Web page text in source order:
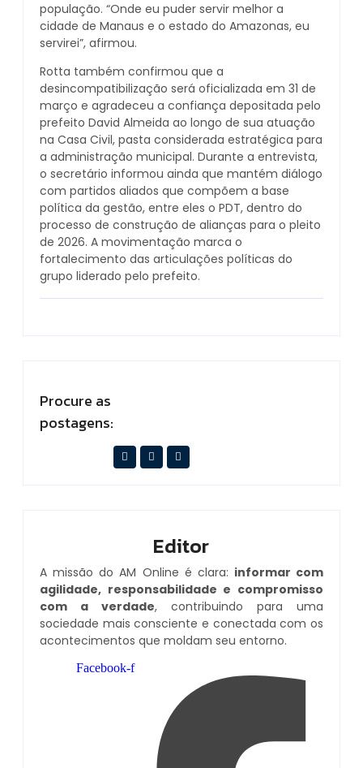
população. “Onde eu puder servir melhor a
cidade de Manaus e o estado do Amazonas, eu
servirei”, afirmou.
Rotta também confirmou que a
desincompatibilização será oficializada em 31 de
março e agradeceu a confiança depositada pelo
prefeito David Almeida ao longo de sua atuação
na Casa Civil, pasta considerada estratégica para
a administração municipal. Durante a entrevista,
o secretário informou ainda que mantém diálogo
com partidos aliados que compõem a base
política da gestão, entre eles o PDT, dentro do
processo de construção de alianças para o pleito
de 2026. A movimentação marca o
fortalecimento das articulações políticas do
grupo liderado pelo prefeito.
Procure as
postagens:
Editor
A missão do AM Online é clara: informar com
agilidade, responsabilidade e compromisso
com a verdade, contribuindo para uma
sociedade mais consciente e conectada com os
acontecimentos que moldam seu entorno.
Facebook-f